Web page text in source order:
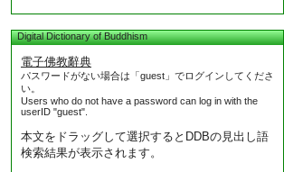
Digital Dictionary of Buddhism
電子佛教辭典
パスワードがない場合は「guest」でログインしてくださ
い。
Users who do not have a password can log in with the
userID "guest".
本文をドラッグして選択するとDDBの見出し語
検索結果が表示されます。